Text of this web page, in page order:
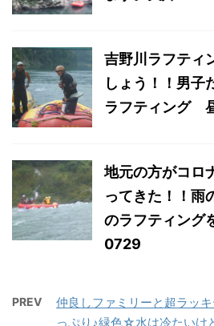
吉野川ラフティ
しょう！！男
ラフティング
地元の方がコロ
ってきた！！雨
のラフティン
0729
PREV
仲良しファミリーと超ラッ
っぷり♪緑色☆水は冷たいけ